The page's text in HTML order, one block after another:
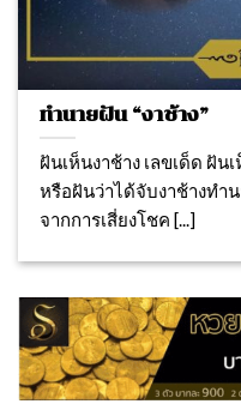
ทำนายฝัน “งาช้าง”
ฝันเห็นงาช้าง เลขเด็ด ฝัน
หรือฝันว่าได้จับงาช้างทำ
จากการเสี่ยงโชค [...]